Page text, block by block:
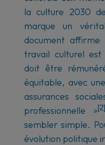
la culture 2030
marque un
document affirme
travail culturel
doit être
équitable, avec
assurances
professionnelle »[2]
sembler simple.
évolution politique